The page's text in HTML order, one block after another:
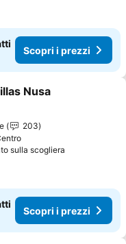
Scopri i prezzi
ai preferiti
Nusa
203
sulla scogliera
Scopri i prezzi